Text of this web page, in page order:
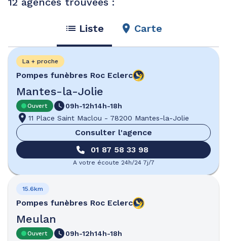
Liste Carte
Pompes funèbres Roc Eclerc
Mantes-la-Jolie
La + proche
Ouvert 09h-12h14h-18h
11 Place Saint Maclou - 78200 Mantes-la-Jolie
Consulter l'agence
01 87 58 33 98
A votre écoute 24h/24 7j/7
Pompes funèbres Roc Eclerc
Meulan
15.6km
Ouvert 09h-12h14h-18h